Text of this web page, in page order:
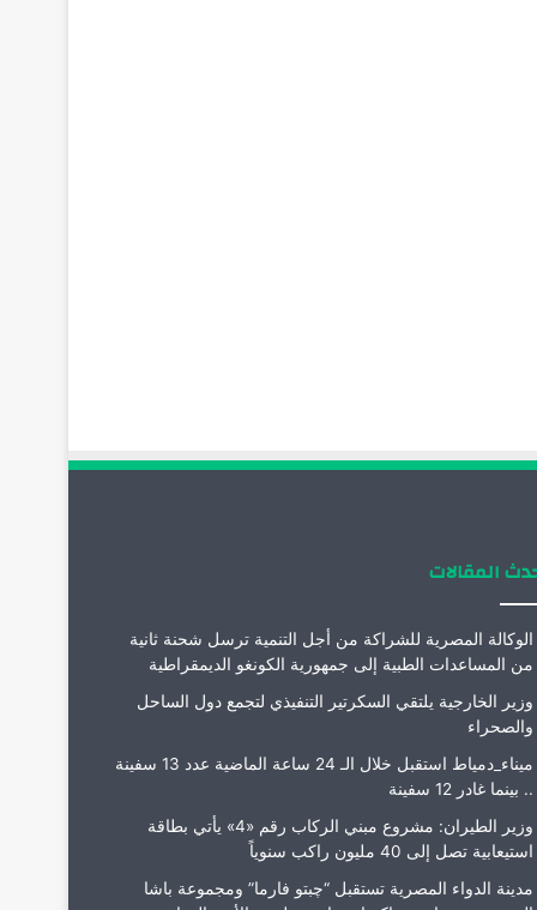
المقالات
الوكالة المصرية للشراكة من أجل التنمية ترسل شحنة ثانية
من المساعدات الطبية إلى جمهورية الكونغو الديمقراطية
وزير الخارجية يلتقي السكرتير التنفيذي لتجمع دول الساحل
والصحراء
ميناء_دمياط استقبل خلال الـ 24 ساعة الماضية عدد 13 سفينة
.. بينما غادر 12 سفينة
وزير الطيران: مشروع مبني الركاب رقم «4» يأتي بطاقة
استيعابية تصل إلى 40 مليون راكب سنوياً
مدينة الدواء المصرية تستقبل “چبتو فارما” ومجموعة باشا